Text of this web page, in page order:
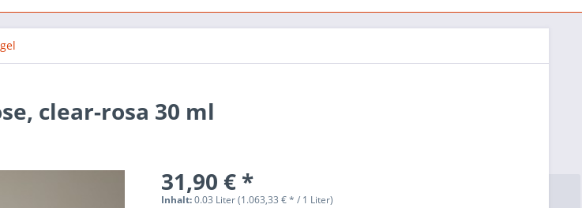
clear-rosa 30 ml
31,90 € *
Inhalt:0.03 Liter (1.063,33 € * / 1 Liter)